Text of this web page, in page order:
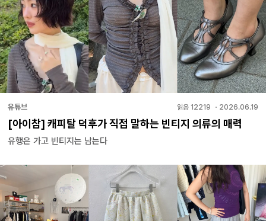
유튜브 읽음 12219 ・ 2026.06.19
[아이참] 캐피탈 덕후가 직접 말하는 빈티지 의류의 매력
유행은 가고 빈티지는 남는다